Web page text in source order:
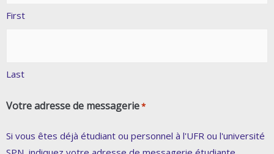
First
Last
Votre adresse de messagerie*
Si vous êtes déjà étudiant ou personnel à l'UFR ou l'université